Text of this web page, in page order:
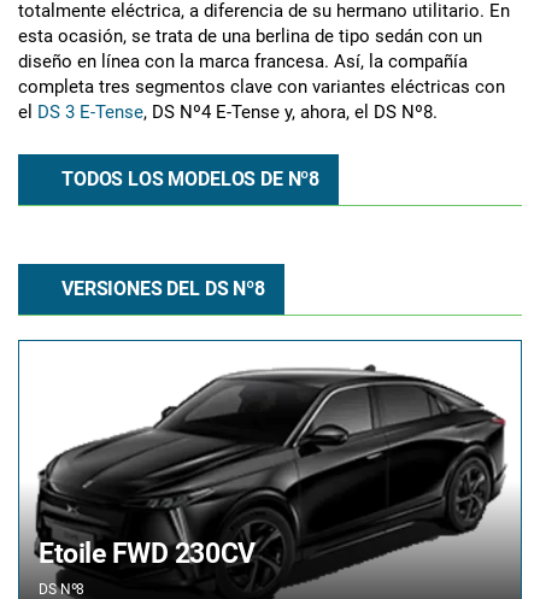
totalmente eléctrica, a diferencia de su hermano utilitario. En
esta ocasión, se trata de una berlina de tipo sedán con un
diseño en línea con la marca francesa. Así, la compañía
completa tres segmentos clave con variantes eléctricas con
el DS 3 E-Tense, DS Nº4 E-Tense y, ahora, el DS Nº8.
TODOS LOS MODELOS DE Nº8
VERSIONES DEL DS Nº8
DSNº8
Etoile FWD 230CV